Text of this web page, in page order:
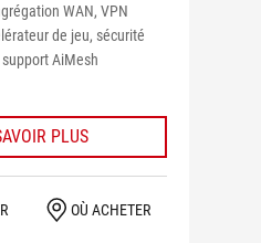
WAN, VPN
de jeu, sécurité
AiMesh
PLUS
OÙ ACHETER